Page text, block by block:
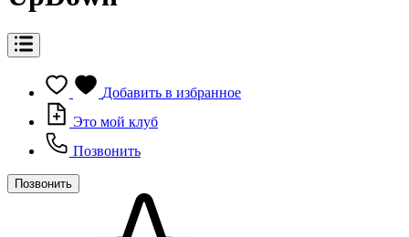
Добавить в избранное
Это мой клуб
Позвонить
Позвонить